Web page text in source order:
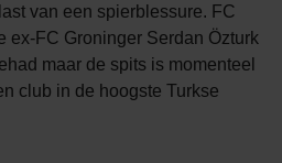
van een spierblessure. FC
ex-FC Groninger Serdan Özturk
maar de spits is momenteel
club in de hoogste Turkse